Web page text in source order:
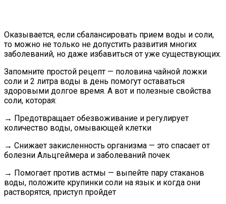
Оказывается, если сбалансировать прием воды и соли,
то можно не только не допустить развития многих
заболеваний, но даже избавиться от уже существующих.
Запомните простой рецепт — половина чайной ложки
соли и 2 литра воды в день помогут оставаться
здоровыми долгое время. А вот и полезные свойства
соли, которая:
→ Предотвращает обезвоживание и регулирует
количество воды, омывающей клетки
→ Снижает закисленность организма — это спасает от
болезни Альцгеймера и заболеваний почек
→ Помогает против астмы — выпейте пару стаканов
воды, положите крупинки соли на язык и когда они
растворятся, приступ пройдет